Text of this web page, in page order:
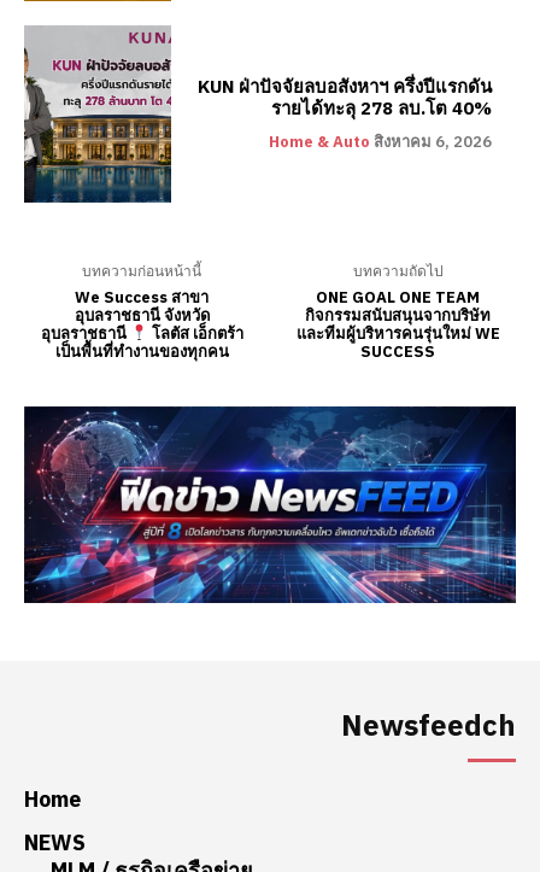
Newsfeedch
Home
NEWS